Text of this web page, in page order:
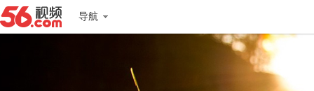
导航